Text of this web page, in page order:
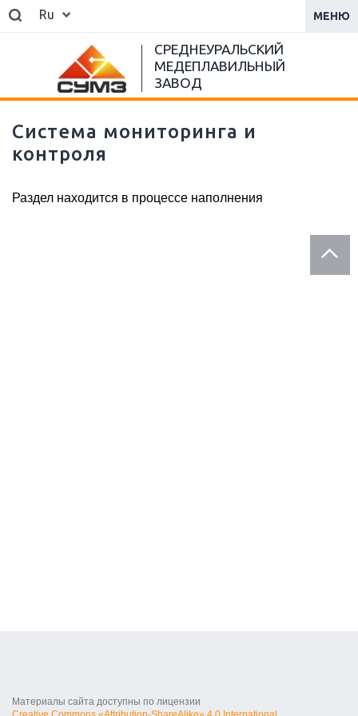
Ru МЕНЮ
СРЕДНЕУРАЛЬСКИЙ
МЕДЕПЛАВИЛЬНЫЙ
ЗАВОД
Система мониторинга и
контроля
Раздел находится в процессе наполнения
Материалы сайта доступны по лицензии